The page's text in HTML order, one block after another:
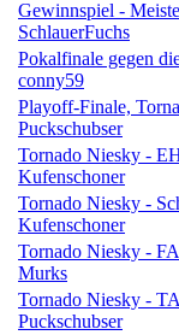
Gewinnspiel -
SchlauerFuchs
Pokalfinale gegen
conny59
Playoff-Finale,
Puckschubser
Tornado Niesky -
Kufenschoner
Tornado Niesky -
Kufenschoner
Tornado Niesky -
Murks
Tornado Niesky -
Puckschubser